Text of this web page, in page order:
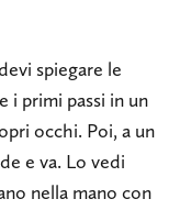
spiegare le
i primi passi in un
occhi. Poi, a un
e va. Lo vedi
nella mano con